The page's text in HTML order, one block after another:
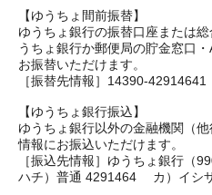
【ゆうちょ間前振替】
ゆうちょ銀行の振替口座または
うちょ銀行か郵便局の貯金窓口
お振替いただけます。
［振替先情報］14390-
【ゆうちょ銀行振込】
ゆうちょ銀行以外の金融機関（
情報にお振込いただけます。
［振込先情報］ゆうちょ銀行（
ハチ）普通 4291464 カ）イシ